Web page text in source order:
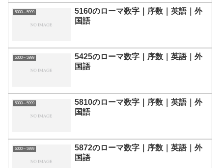
5000～5999
5160のローマ数字｜序数｜英語｜外
国語
5000～5999
5425のローマ数字｜序数｜英語｜外
国語
5000～5999
5810のローマ数字｜序数｜英語｜外
国語
5000～5999
5872のローマ数字｜序数｜英語｜外
国語